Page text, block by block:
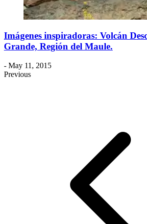
Imágenes inspiradoras: Volcán
Grande, Región del Maule.
- May 11, 2015
Previous